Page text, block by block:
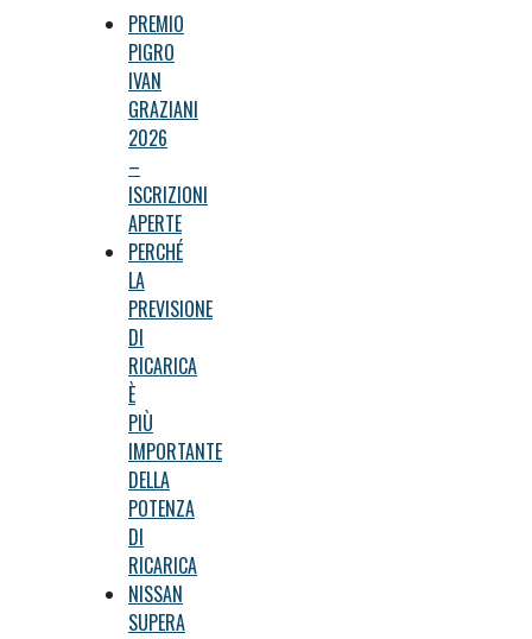
PREMIO
PIGRO
IVAN
GRAZIANI
2026
–
ISCRIZIONI
APERTE
PERCHÉ
LA
PREVISIONE
DI
RICARICA
È
PIÙ
IMPORTANTE
DELLA
POTENZA
DI
RICARICA
NISSAN
SUPERA